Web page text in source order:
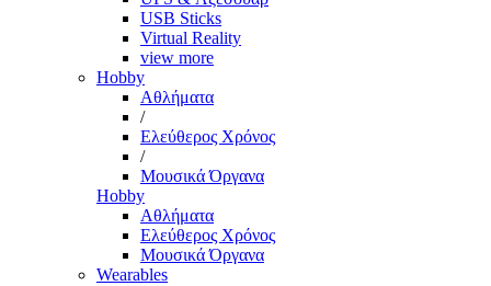
USB Sticks
Virtual Reality
view more
Hobby
Αθλήματα
/
Ελεύθερος Χρόνος
/
Μουσικά Όργανα
Hobby
Αθλήματα
Ελεύθερος Χρόνος
Μουσικά Όργανα
Wearables